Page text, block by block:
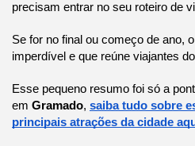
precisam entrar no seu roteiro de
Se for no final ou começo de ano,
imperdível e que reúne viajantes
Esse pequeno resumo foi só a
em Gramado, saiba tudo sobre
principais atrações da cidade